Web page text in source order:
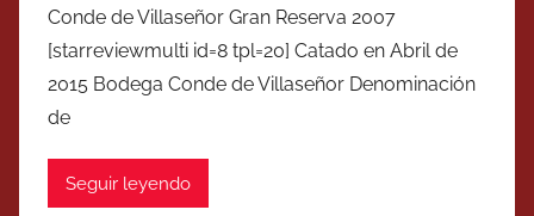
Conde de Villaseñor Gran Reserva 2007
[starreviewmulti id=8 tpl=20] Catado en Abril de
2015 Bodega Conde de Villaseñor Denominación
de
Seguir leyendo